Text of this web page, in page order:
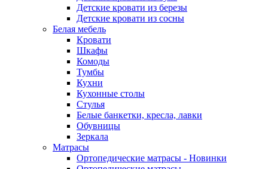
Детские кровати из березы
Детские кровати из сосны
Белая мебель
Кровати
Шкафы
Комоды
Тумбы
Кухни
Кухонные столы
Стулья
Белые банкетки, кресла, лавки
Обувницы
Зеркала
Матрасы
Ортопедические матрасы - Новинки